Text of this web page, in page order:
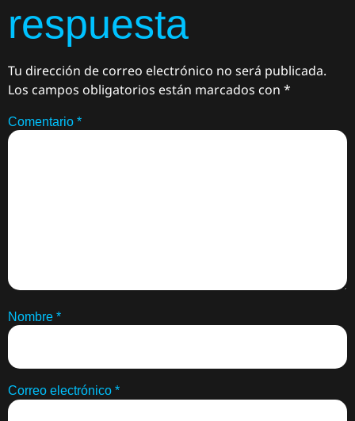
respuesta
Tu dirección de correo electrónico no será publicada.
Los campos obligatorios están marcados con *
Comentario *
Nombre *
Correo electrónico *